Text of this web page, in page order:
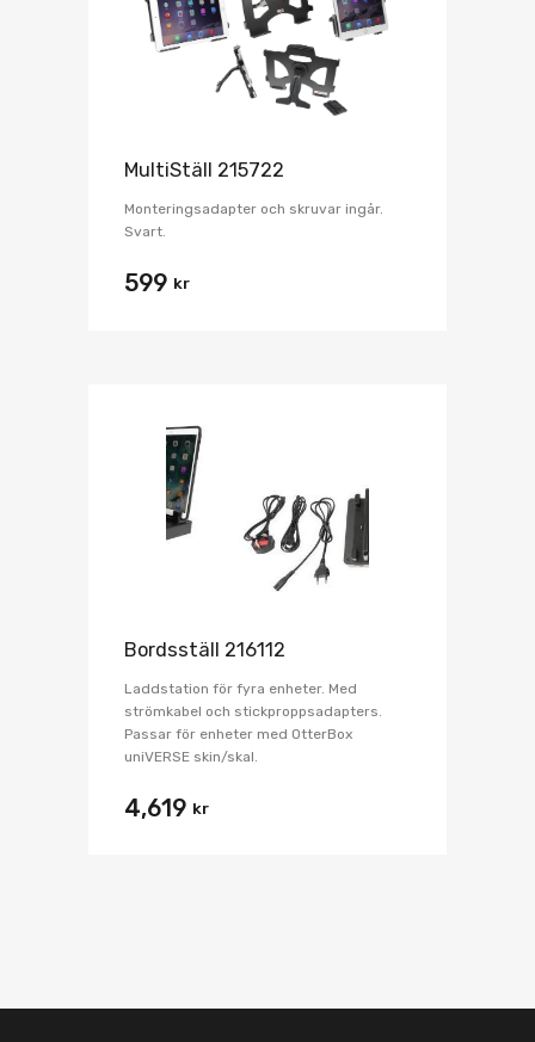
MultiStäll 215722
Monteringsadapter och skruvar ingår.
Svart.
599 kr
Bordsställ 216112
Laddstation för fyra enheter. Med
strömkabel och stickproppsadapters.
Passar för enheter med OtterBox
uniVERSE skin/skal.
4,619 kr